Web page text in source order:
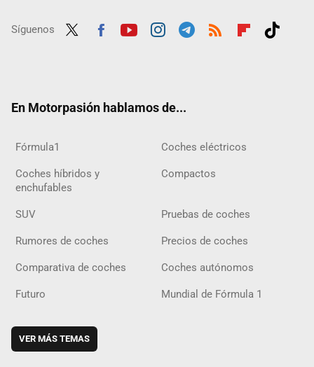
Síguenos
En Motorpasión hablamos de...
Fórmula1 Coches eléctricos
Coches híbridos y
enchufables
Compactos
SUV Pruebas de coches
Rumores de coches Precios de coches
Comparativa de coches Coches autónomos
Futuro Mundial de Fórmula 1
VER MÁS TEMAS